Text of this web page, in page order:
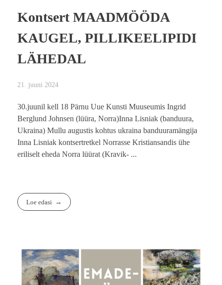
Kontsert MAADMÖÖDA
KAUGEL, PILLIKEELIPIDI
LÄHEDAL
21. juuni 2024
30.juunil kell 18 Pärnu Uue Kunsti Muuseumis Ingrid
Berglund Johnsen (lüüra, Norra)Inna Lisniak (banduura,
Ukraina) Mullu augustis kohtus ukraina banduuramängija
Inna Lisniak kontsertretkel Norrasse Kristiansandis ühe
eriliselt eheda Norra lüürat (Kravik- ...
Loe edasi